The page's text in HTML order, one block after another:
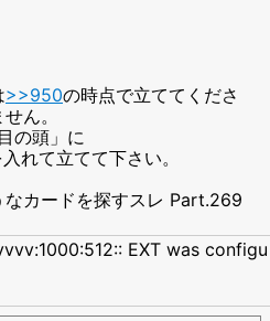
>>950の時点で立ててくださ
ん。
の頭」に
れて立てて下さい。
なカードを探すスレ Part.269
EXT was configu